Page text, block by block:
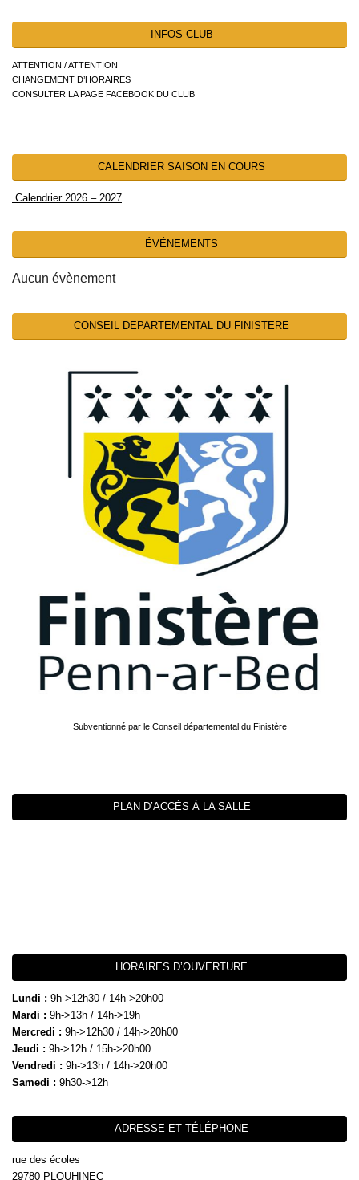
INFOS CLUB
ATTENTION / ATTENTION
CHANGEMENT D’HORAIRES
CONSULTER LA PAGE FACEBOOK DU CLUB
CALENDRIER SAISON EN COURS
Calendrier 2026 – 2027
ÉVÉNEMENTS
Aucun évènement
CONSEIL DEPARTEMENTAL DU FINISTERE
Subventionné par le Conseil départemental du Finistère
PLAN D’ACCÈS À LA SALLE
HORAIRES D’OUVERTURE
Lundi : 9h->12h30 / 14h->20h00
Mardi : 9h->13h / 14h->19h
Mercredi : 9h->12h30 / 14h->20h00
Jeudi : 9h->12h / 15h->20h00
Vendredi : 9h->13h / 14h->20h00
Samedi : 9h30->12h
ADRESSE ET TÉLÉPHONE
rue des écoles
29780 PLOUHINEC